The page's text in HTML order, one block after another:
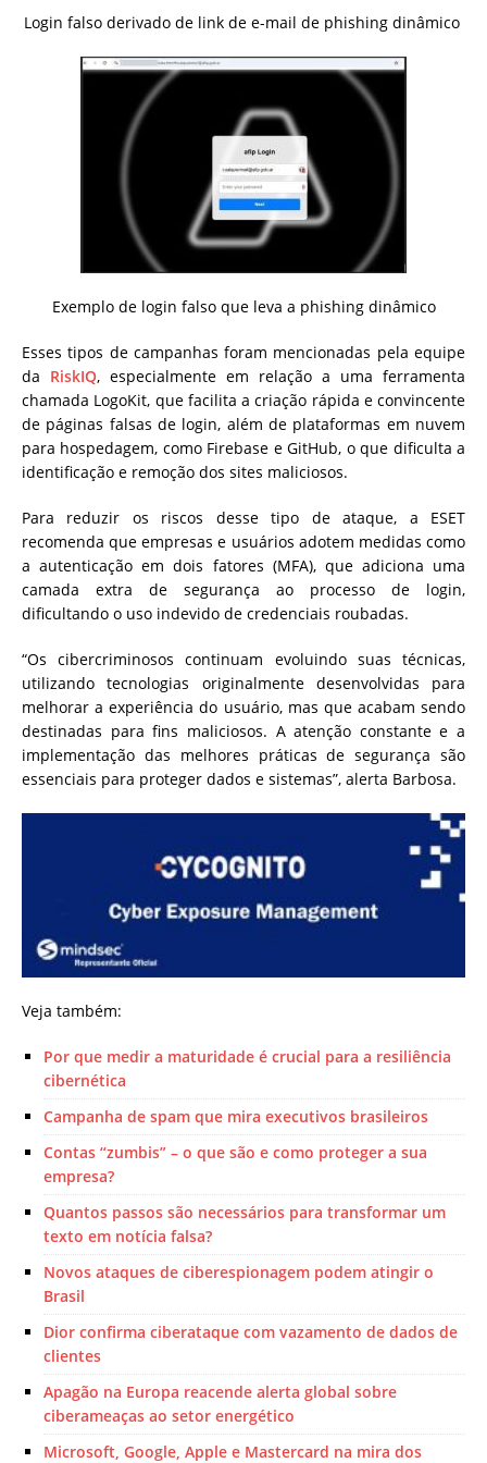
Login falso derivado de link de e-mail de phishing dinâmico
Exemplo de login falso que leva a phishing dinâmico
Esses tipos de campanhas foram mencionadas pela equipe
da RiskIQ, especialmente em relação a uma ferramenta
chamada LogoKit, que facilita a criação rápida e convincente
de páginas falsas de login, além de plataformas em nuvem
para hospedagem, como Firebase e GitHub, o que dificulta a
identificação e remoção dos sites maliciosos.
Para reduzir os riscos desse tipo de ataque, a ESET
recomenda que empresas e usuários adotem medidas como
a autenticação em dois fatores (MFA), que adiciona uma
camada extra de segurança ao processo de login,
dificultando o uso indevido de credenciais roubadas.
“Os cibercriminosos continuam evoluindo suas técnicas,
utilizando tecnologias originalmente desenvolvidas para
melhorar a experiência do usuário, mas que acabam sendo
destinadas para fins maliciosos. A atenção constante e a
implementação das melhores práticas de segurança são
essenciais para proteger dados e sistemas”, alerta Barbosa.
Veja também:
Por que medir a maturidade é crucial para a resiliência
cibernética
Campanha de spam que mira executivos brasileiros
Contas “zumbis” – o que são e como proteger a sua
empresa?
Quantos passos são necessários para transformar um
texto em notícia falsa?
Novos ataques de ciberespionagem podem atingir o
Brasil
Dior confirma ciberataque com vazamento de dados de
clientes
Apagão na Europa reacende alerta global sobre
ciberameaças ao setor energético
Microsoft, Google, Apple e Mastercard na mira dos